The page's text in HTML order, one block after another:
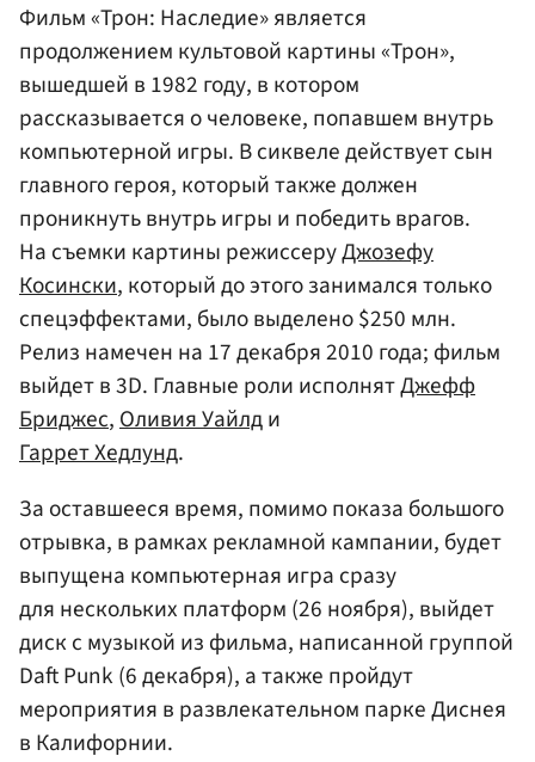
Фильм «Трон: Наследие» является
продолжением культовой картины «Трон»,
вышедшей в 1982 году, в котором
рассказывается о человеке, попавшем внутрь
компьютерной игры. В сиквеле действует сын
главного героя, который также должен
проникнуть внутрь игры и победить врагов.
На съемки картины режиссеруДжозефу
Косински, который до этого занимался только
спецэффектами, было выделено $250 млн.
Релиз намечен на 17 декабря 2010 года; фильм
выйдет в 3D. Главные роли исполнятДжефф
Бриджес,Оливия Уайлди
Гаррет Хедлунд.
За оставшееся время, помимо показа большого
отрывка, в рамках рекламной кампании, будет
выпущена компьютерная игра сразу
для нескольких платформ (26 ноября), выйдет
диск с музыкой из фильма, написанной группой
Daft Punk (6 декабря), а также пройдут
мероприятия в развлекательном парке Диснея
в Калифорнии.